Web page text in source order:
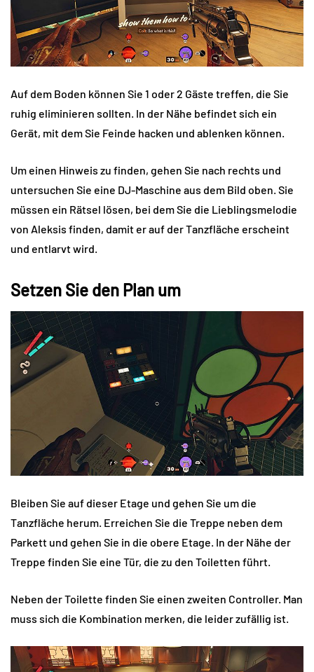
Auf dem Boden können Sie 1 oder 2 Gäste treffen, die Sie
ruhig eliminieren sollten. In der Nähe befindet sich ein
Gerät, mit dem Sie Feinde hacken und ablenken können.
Um einen Hinweis zu finden, gehen Sie nach rechts und
untersuchen Sie eine DJ-Maschine aus dem Bild oben. Sie
müssen ein Rätsel lösen, bei dem Sie die Lieblingsmelodie
von Aleksis finden, damit er auf der Tanzfläche erscheint
und entlarvt wird.
Setzen Sie den Plan um
Bleiben Sie auf dieser Etage und gehen Sie um die
Tanzfläche herum. Erreichen Sie die Treppe neben dem
Parkett und gehen Sie in die obere Etage. In der Nähe der
Treppe finden Sie eine Tür, die zu den Toiletten führt.
Neben der Toilette finden Sie einen zweiten Controller. Man
muss sich die Kombination merken, die leider zufällig ist.